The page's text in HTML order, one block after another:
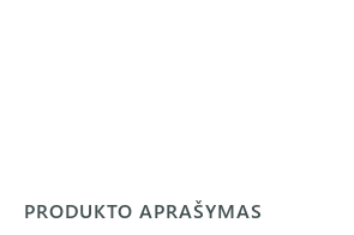
PRODUKTO APRAŠYMAS